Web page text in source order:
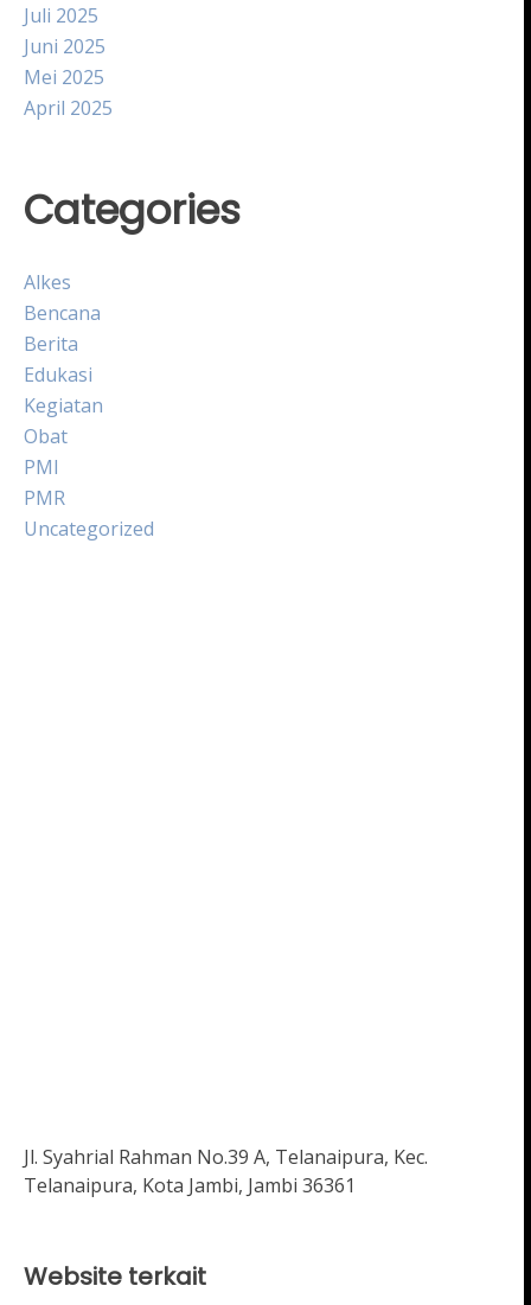
Juli 2025
Juni 2025
Mei 2025
April 2025
Categories
Alkes
Bencana
Berita
Edukasi
Kegiatan
Obat
PMI
PMR
Uncategorized
Jl. Syahrial Rahman No.39 A, Telanaipura, Kec.
Telanaipura, Kota Jambi, Jambi 36361
Website terkait